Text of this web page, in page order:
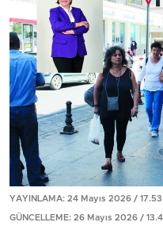
YAYINLAMA: 24 Mayıs 2026 / 17.53
GÜNCELLEME: 26 Mayıs 2026 /